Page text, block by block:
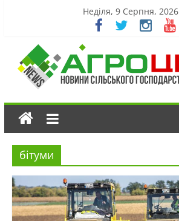
Неділя, 9 Серпня, 2026
бітуми